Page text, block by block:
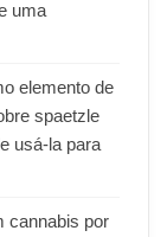
uma
elemento de
spaetzle
usá-la para
cannabis por